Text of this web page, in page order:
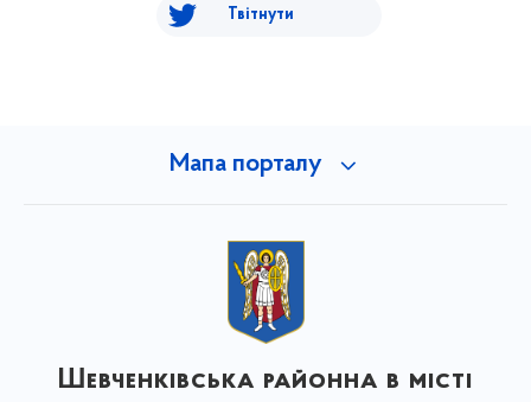
Твітнути
Мапа порталу
Шевченківська районна в місті